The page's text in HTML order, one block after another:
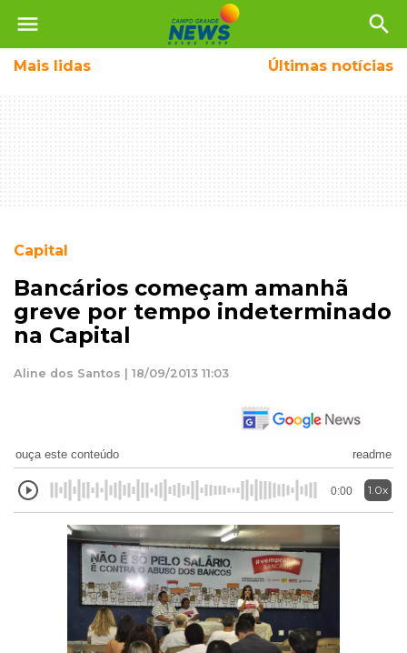
menu search
Mais lidas Últimas notícias
Capital
Bancários começam amanhã
greve por tempo indeterminado
na Capital
Aline dos Santos | 18/09/2013 11:03
ouça este conteúdo readme
0:00 1.0x